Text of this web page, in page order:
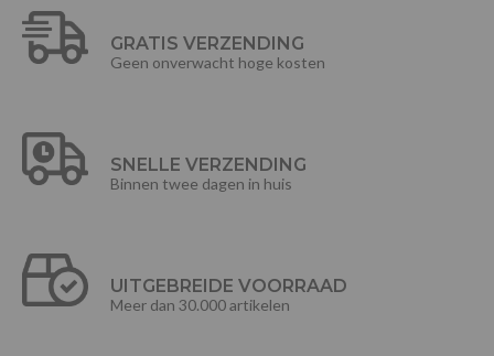
GRATIS VERZENDING
Geen onverwacht hoge kosten
SNELLE VERZENDING
Binnen twee dagen in huis
UITGEBREIDE VOORRAAD
Meer dan 30.000 artikelen